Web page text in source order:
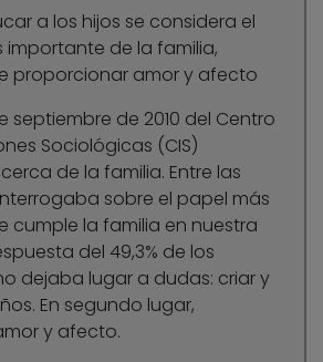
a los hijos se considera el
importante de la familia,
proporcionar amor y afecto
septiembre de 2010 del Centro
Sociológicas (CIS)
de la familia. Entre las
sobre el papel más
cumple la familia en nuestra
del 49,3% de los
dejaba lugar a dudas: criar y
En segundo lugar,
y afecto.